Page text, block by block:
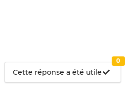
Cette réponse a été utile
0